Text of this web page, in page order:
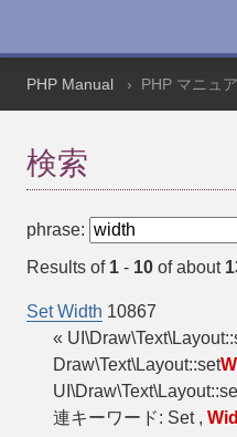
PHP Manual PHP マニュ
検索
phrase:
Results of 1 - 10 of about
Set Width 10867
«
Draw\Text\Layout::set
連キーワード: Set ,